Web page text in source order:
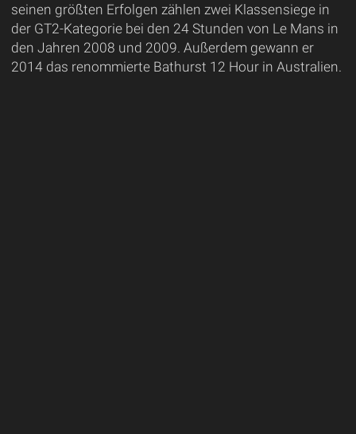
seinen größten Erfolgen zählen zwei Klassensiege in
der GT2-Kategorie bei den 24 Stunden von Le Mans in
den Jahren 2008 und 2009. Außerdem gewann er
2014 das renommierte Bathurst 12 Hour in Australien.